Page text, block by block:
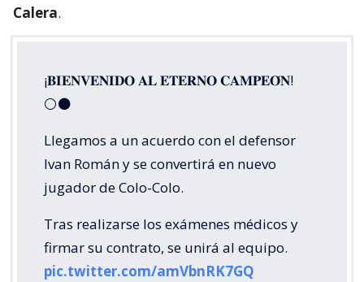
Calera.
¡𝐁𝐈𝐄𝐍𝐕𝐄𝐍𝐈𝐃𝐎 𝐀𝐋 𝐄𝐓𝐄𝐑𝐍𝐎 𝐂𝐀𝐌𝐏𝐄𝐎́𝐍!
⚪⚫
Llegamos a un acuerdo con el defensor
Ivan Román y se convertirá en nuevo
jugador de Colo-Colo.
Tras realizarse los exámenes médicos y
firmar su contrato, se unirá al equipo.
pic.twitter.com/amVbnRK7GQ